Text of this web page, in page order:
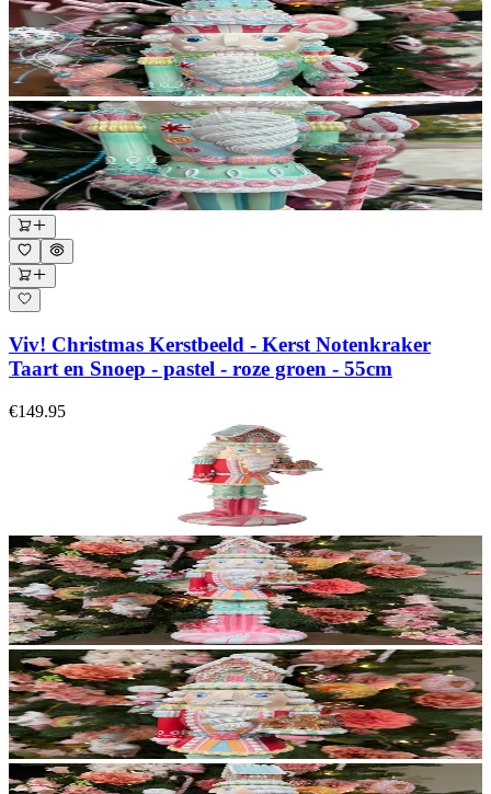
Viv! Christmas Kerstbeeld - Kerst Notenkraker
Taart en Snoep - pastel - roze groen - 55cm
€149.95